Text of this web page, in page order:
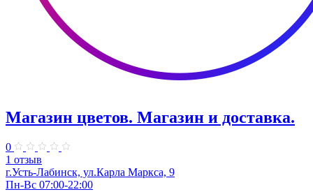
Магазин цветов. Магазин и доставка.
0
1 отзыв
г.Усть-Лабинск, ул.Карла Маркса, 9
Пн-Вс 07:00-22:00